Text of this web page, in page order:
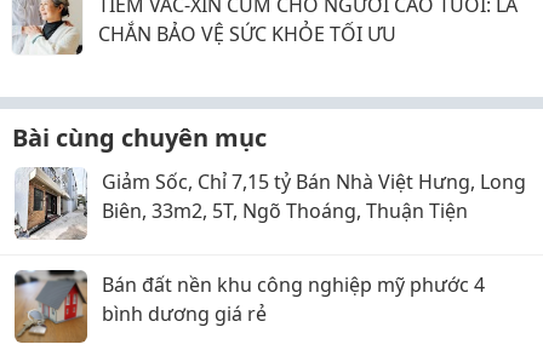
CHẮN BẢO VỆ SỨC KHỎE TỐI ƯU
Bài cùng chuyên mục
Giảm Sốc, Chỉ 7,15 tỷ Bán Nhà Việt Hưng, Long
Biên, 33m2, 5T, Ngõ Thoáng, Thuận Tiện
Bán đất nền khu công nghiệp mỹ phước 4
bình dương giá rẻ